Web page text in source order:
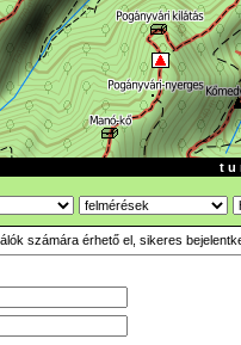
t u
számára érhető el, sikeres